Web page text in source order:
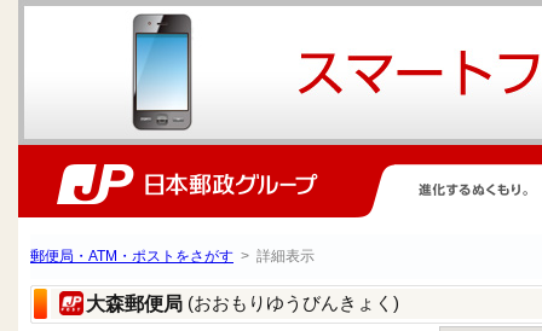
郵便局・ATM・ポストをさがす > 詳細表示
大森郵便局 (おおもりゆうびんきょく)